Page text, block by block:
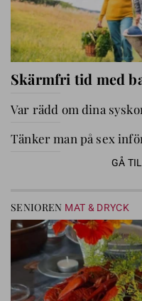
Skärmfri tid med
Var rädd om dina
Tänker man på sex
GÅ
SENIOREN MAT & DRYCK